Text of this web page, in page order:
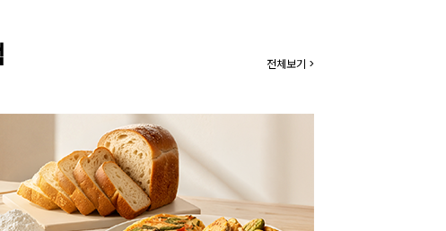
전체보기 >